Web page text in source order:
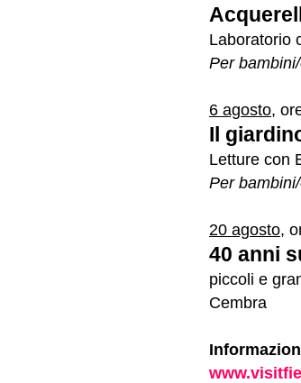
Laboratorio
Per
6 agosto,
Il
Letture con
Per
20 agosto,
40 anni
piccoli e
Cembra